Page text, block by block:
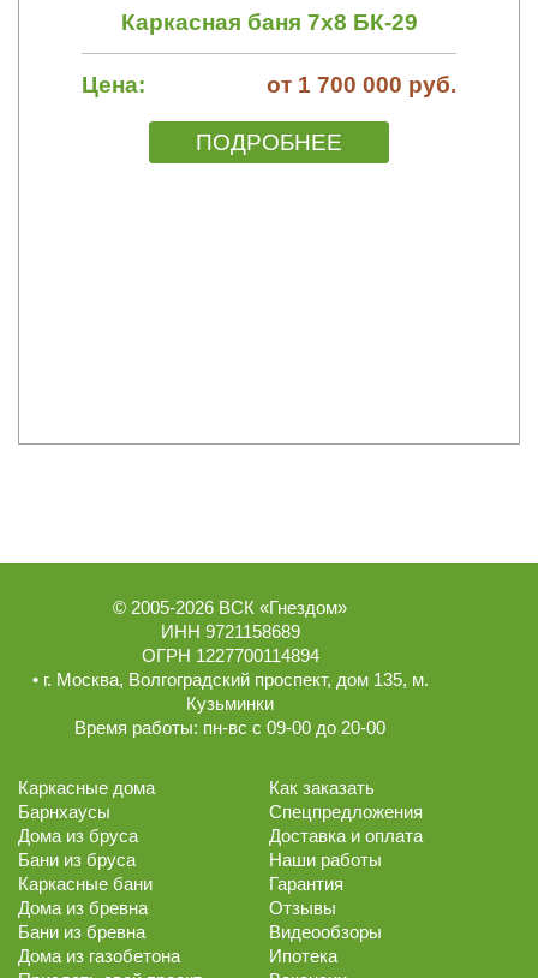
Каркасная баня 7х8 БК-29
Цена: от 1 700 000 руб.
ПОДРОБНЕЕ
© 2005-2026 ВСК «Гнездом»
ИНН 9721158689
ОГРН 1227700114894
• г. Москва, Волгоградский проспект, дом 135, м.
Кузьминки
Время работы: пн-вс с 09-00 до 20-00
Каркасные дома
Барнхаусы
Дома из бруса
Бани из бруса
Каркасные бани
Дома из бревна
Бани из бревна
Дома из газобетона
Как заказать
Спецпредложения
Доставка и оплата
Наши работы
Гарантия
Отзывы
Видеообзоры
Ипотека